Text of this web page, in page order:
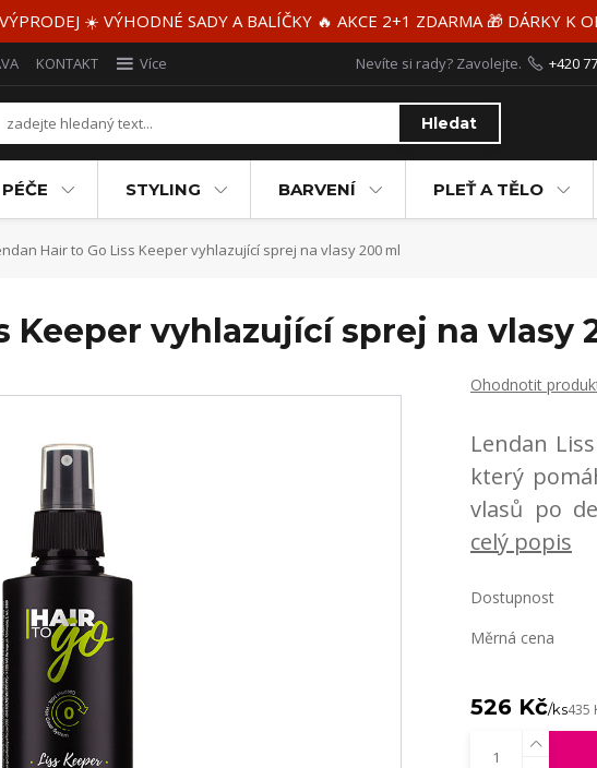
☀️ VÝHODNÉ SADY A BALÍČKY 🔥 AKCE 2+1 ZDARMA 🎁 DÁRKY K
KONTAKT Více
Hledat
Nevíte si rady? Zavolejte. +420
PÉČE STYLING BARVENÍ PLEŤ A TĚLO
Hair to Go Liss Keeper vyhlazující sprej na vlasy 200 ml
Keeper vyhlazující sprej na vlasy
Ohodnotit
Lendan
který
vlasů po
celý popis
Dostupnost
Měrná cena
526 Kč/ks435